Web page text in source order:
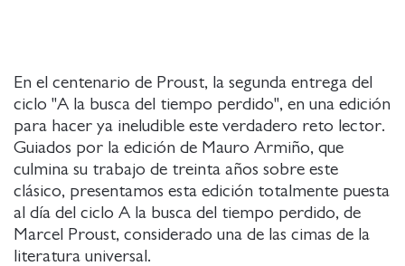
En el centenario de Proust, la segunda entrega del
ciclo "A la busca del tiempo perdido", en una edición
para hacer ya ineludible este verdadero reto lector.
Guiados por la edición de Mauro Armiño, que
culmina su trabajo de treinta años sobre este
clásico, presentamos esta edición totalmente puesta
al día del ciclo A la busca del tiempo perdido, de
Marcel Proust, considerado una de las cimas de la
literatura universal.